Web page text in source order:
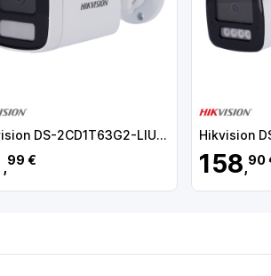
Hikvision DS-2CD1T63G2-LIU(4mm)
,99 € 158,90